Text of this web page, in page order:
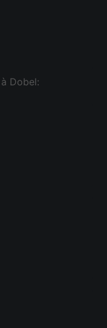
Dobel: